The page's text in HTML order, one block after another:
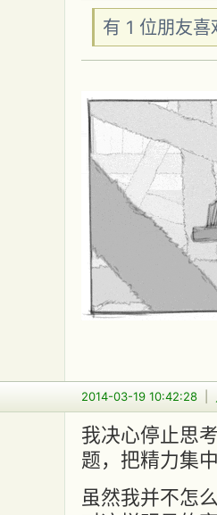
有 1 位朋友
2014-03-19 10:42:28
我决心停止思
题，把精力集
虽然我并不怎